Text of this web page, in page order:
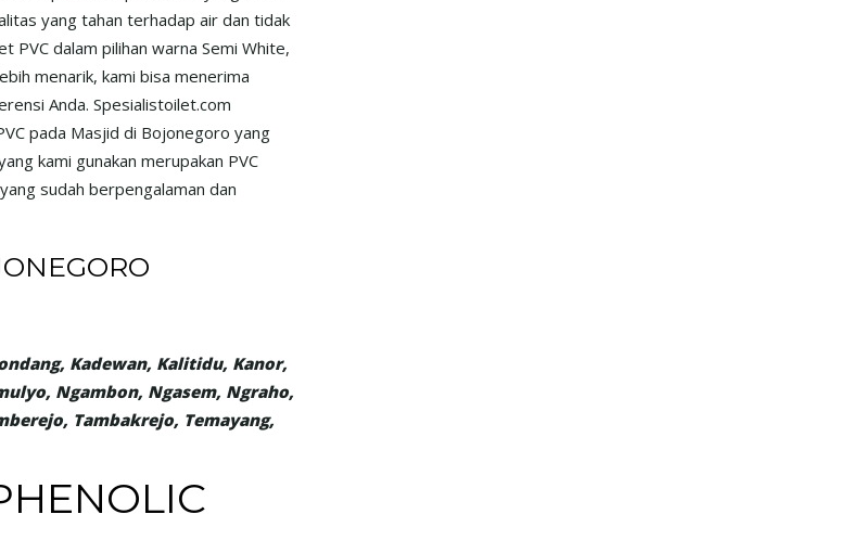
yang tahan terhadap air dan tidak
PVC dalam pilihan warna Semi White,
menarik, kami bisa menerima
Anda. Spesialistoilet.com
pada Masjid di Bojonegoro yang
kami gunakan merupakan PVC
sudah berpengalaman dan
Kadewan, Kalitidu, Kanor,
Ngambon, Ngasem, Ngraho,
Tambakrejo, Temayang,